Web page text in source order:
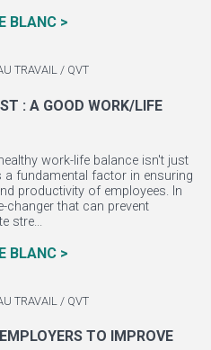
BLANC >
TRAVAIL / QVT
: A GOOD WORK/LIFE
work-life balance isn't just
a fundamental factor in ensuring
productivity of employees. In
changer that can prevent
stre...
BLANC >
TRAVAIL / QVT
TO IMPROVE